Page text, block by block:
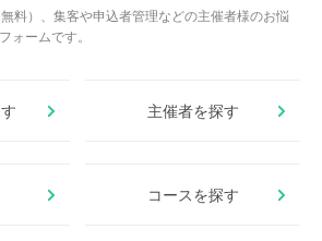
料）、集客や申込者管理などの主催者様のお悩
ォームです。
主催者を探す
コースを探す